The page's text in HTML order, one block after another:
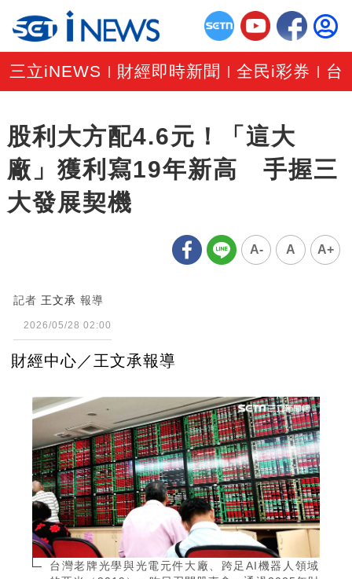
三立iNEWS 財經即時新聞 |全民i彩券 台
股利大方配4.6元！「這大
廠」獲利寫19年新高 手握三
大發展契機
A- A A+
記者 王文承 報導
2026/05/28 02:00
財經中心／王文承報導
台灣老牌光學與光電元件大廠、跨足AI機器人領域